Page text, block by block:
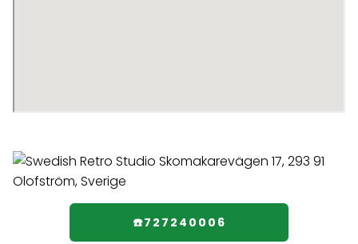
☎️727240006